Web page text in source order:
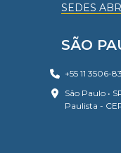
SEDES
SÃO
+55 11 3506-
São Paulo •
Paulista -